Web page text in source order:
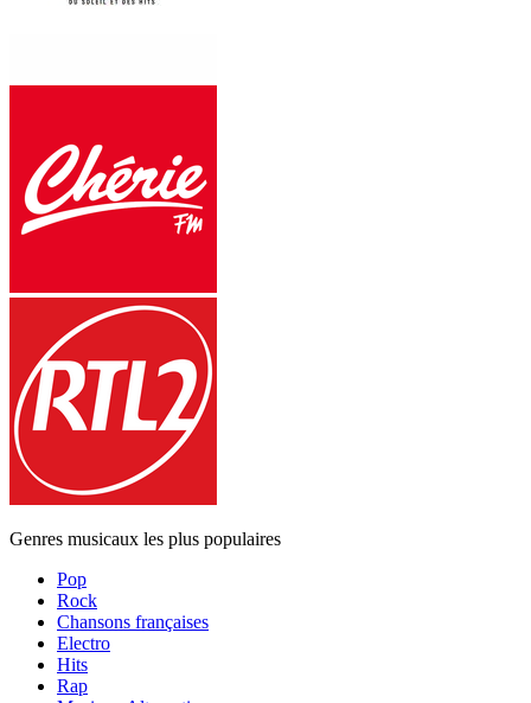
Genres musicaux les plus populaires
Pop
Rock
Chansons françaises
Electro
Hits
Rap